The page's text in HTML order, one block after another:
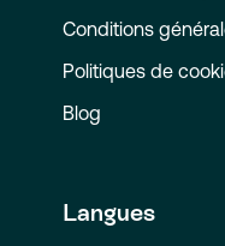
Conditions
Politiques de
Blog
Langues